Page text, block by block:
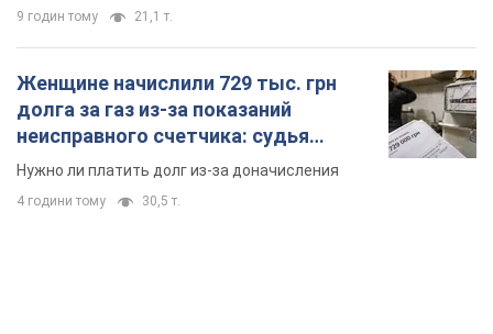
9 годин тому 21,1 т.
Женщине начислили 729 тыс. грн
долга за газ из-за показаний
неисправного счетчика: судья
вынес неожиданное решение
Нужно ли платить долг из-за доначисления
4 години тому 30,5 т.